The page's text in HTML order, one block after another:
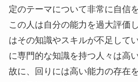
定のテーマについて非常に自信
この人は自分の能力を過大評価
はその知識やスキルが不足して
に専門的な知識を持つ人々は高
故に、回りには高い能力の存在